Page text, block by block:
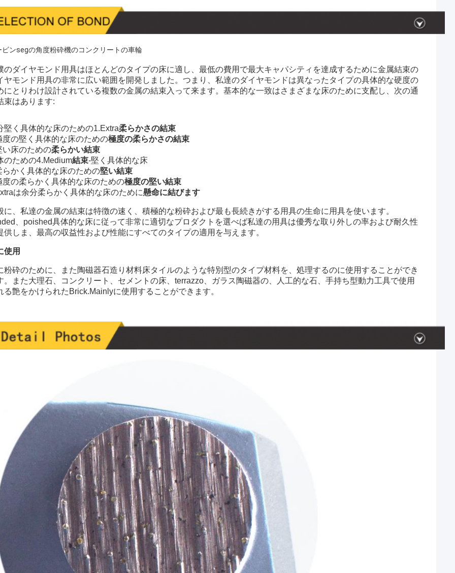
ビンsegの角度粉砕機のコンクリートの車輪
のダイヤモンド用具はほとんどのタイプの床に適し、 最低の費用で最大キャパシティを達成するために金属結束の
ヤモンド用具の非常に広い範囲を開発しました。つまり、私達のダイヤモンドは異なったタイプの具体的な硬度の
にとりわけ設計されている複数の金属の結束入って来ます。 基本的な一致はさまざまな床のために支配し、次の通
束はあります:
堅く具体的な床のための1.Extra柔らかさの結束
度の堅く具体的な床のための極度の柔らかさの結束
い床のための柔らかい結束
のための4.Medium結束-堅く具体的な床
らかく具体的な床のための堅い結束
度の柔らかく具体的な床のための極度の堅い結束
は余分柔らかく具体的な床のために懸命に結びます
に、私達の金属の結束は特徴の速く、積極的な粉砕および最も長続きがする用具の生命に用具を使います。
、poished具体的な床に従って非常に適切なプロダクトを選べば私達の用具は優秀な取り外しの率および耐久性
供しま、最高の収益性および性能にすべてのタイプの適用を与えます。
使用
粉砕のために、また陶磁器石造り材料床タイルのような特別型のタイプ材料を、処理するのに使用することができ
。また大理石、コンクリート、セメントの床、terrazzo、ガラス陶磁器の、人工的な石、手持ち型動力工具で使用
る艶をかけられたBrick.Mainlyに使用することができます。